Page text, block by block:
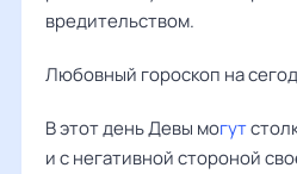
вредительством.
Любовный гороскоп на
В этот день Девы могут
и с негативной стороной